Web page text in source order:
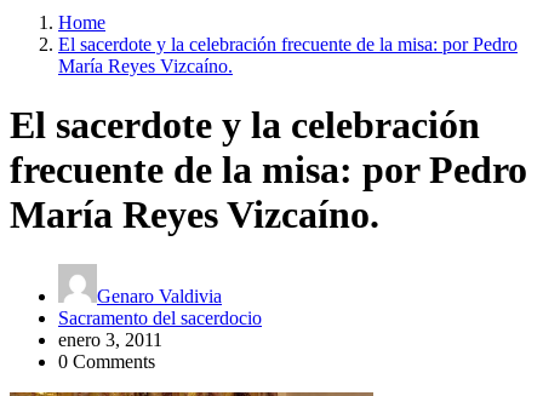
Home
El sacerdote y la celebración frecuente de la misa: por Pedro
María Reyes Vizcaíno.
El sacerdote y la celebración
frecuente de la misa: por Pedro
María Reyes Vizcaíno.
Genaro Valdivia
Sacramento del sacerdocio
enero 3, 2011
0 Comments